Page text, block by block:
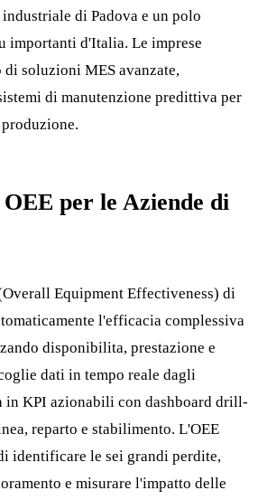
di Padova e un polo
importanti d'Italia. Le imprese
di soluzioni MES avanzate,
di manutenzione predittiva per
per le Aziende di
Equipment Effectiveness) di
l'efficacia complessiva
disponibilita, prestazione e
dati in tempo reale dagli
in KPI azionabili con dashboard drill-
reparto e stabilimento. L'OEE
identificare le sei grandi perdite,
e misurare l'impatto delle